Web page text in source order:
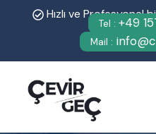
Hızlı ve Profesyonel
Tel : +49
Mail :